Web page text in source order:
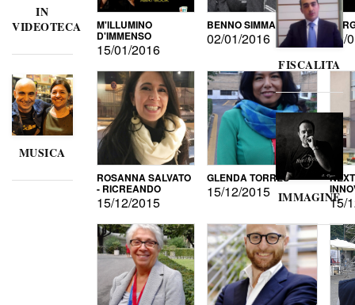
IN
VIDEOTECA
MUSICA
M'ILLUMINO
D'IMMENSO
15/01/2016
BENNO SIMMA
02/01/2016
ROSANNA SALVATO
- RICREANDO
15/12/2015
GLENDA TORRES
15/12/2015
15/
FISCALITA
IMMAGINE